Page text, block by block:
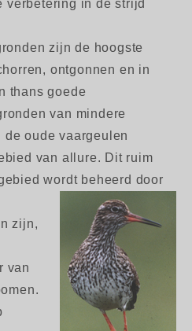
verbetering in de strijd
zijn de hoogste
ontgonnen en in
thans goede
van mindere
oude vaargeulen
van allure. Dit ruim
wordt beheerd door
zijn,
van